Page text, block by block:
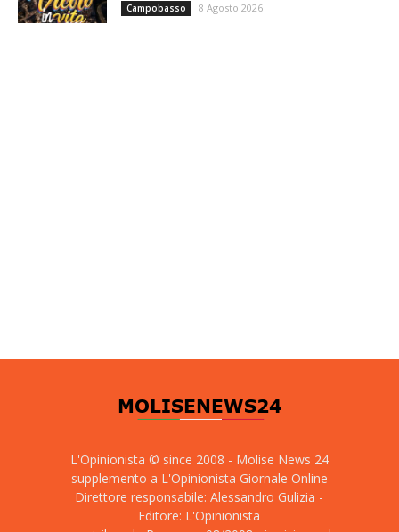
Campobasso 8 Agosto 2026
L'Opinionista © since 2008 - Molise News 24
supplemento a L'Opinionista Giornale Online
Direttore responsabile: Alessandro Gulizia -
Editore: L'Opinionista